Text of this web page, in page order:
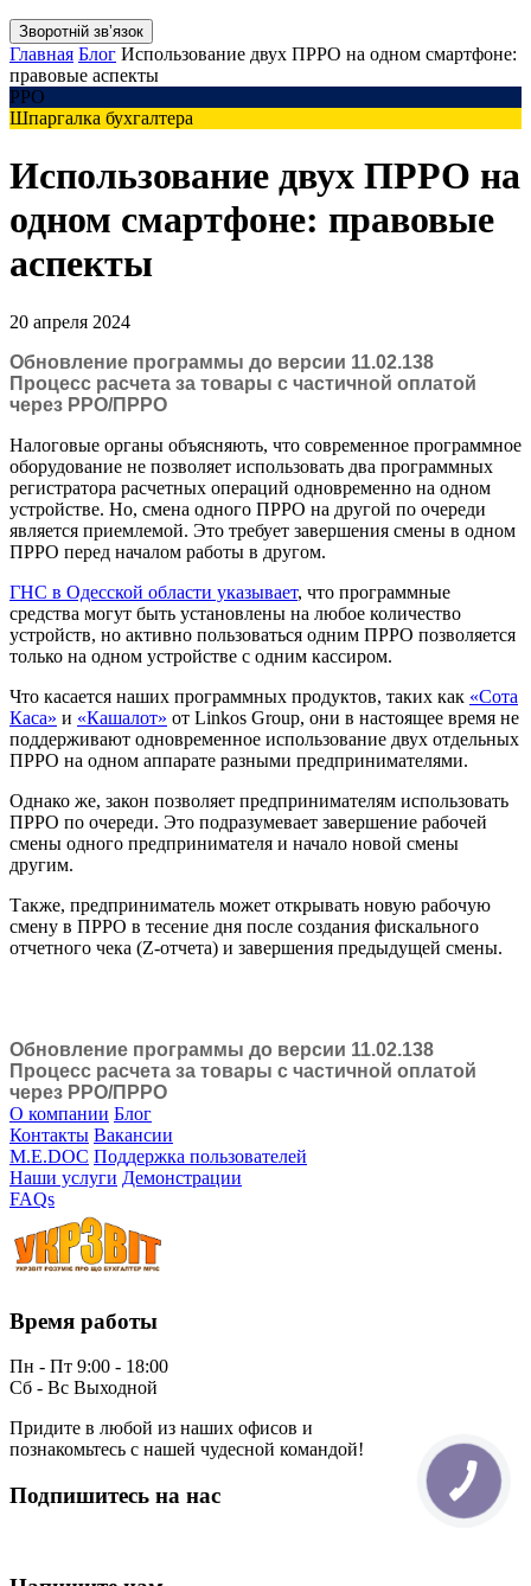
Зворотній звʼязок
Главная Блог Использование двух ПРРО на одном смартфоне:
правовые аспекты
РРО
Шпаргалка бухгалтера
Использование двух ПРРО на
одном смартфоне: правовые
аспекты
20 апреля 2024
Обновление программы до версии 11.02.138
Процесс расчета за товары с частичной оплатой
через РРО/ПРРО
Налоговые органы объясняють, что современное программное
оборудование не позволяет использовать два программных
регистратора расчетных операций одновременно на одном
устройстве. Но, смена одного ПРРО на другой по очереди
является приемлемой. Это требует завершения смены в одном
ПРРО перед началом работы в другом.
ГНС в Одесской области указывает, что программные
средства могут быть установлены на любое количество
устройств, но активно пользоваться одним ПРРО позволяется
только на одном устройстве с одним кассиром.
Что касается наших программных продуктов, таких как «Сота
Каса» и «Кашалот» от Linkos Group, они в настоящее время не
поддерживают одновременное использование двух отдельных
ПРРО на одном аппарате разными предпринимателями.
Однако же, закон позволяет предпринимателям использовать
ПРРО по очереди. Это подразумевает завершение рабочей
смены одного предпринимателя и начало новой смены
другим.
Также, предприниматель может открывать новую рабочую
смену в ПРРО в тесение дня после создания фискального
отчетного чека (Z-отчета) и завершения предыдущей смены.
Обновление программы до версии 11.02.138
Процесс расчета за товары с частичной оплатой
через РРО/ПРРО
О компании Блог
Контакты Вакансии
M.E.DOC Поддержка пользователей
Наши услуги Демонстрации
FAQs
Время работы
Пн - Пт 9:00 - 18:00
Сб - Вс Выходной
Придите в любой из наших офисов и
познакомьтесь с нашей чудесной командой!
Подпишитесь на нас